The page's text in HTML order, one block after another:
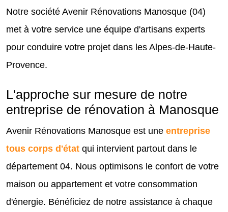
Notre société Avenir Rénovations Manosque (04)
met à votre service une équipe d'artisans experts
pour conduire votre projet dans les Alpes-de-Haute-
Provence.
L'approche sur mesure de notre
entreprise de rénovation à Manosque
Avenir Rénovations Manosque est une entreprise
tous corps d'état qui intervient partout dans le
département 04. Nous optimisons le confort de votre
maison ou appartement et votre consommation
d'énergie. Bénéficiez de notre assistance à chaque